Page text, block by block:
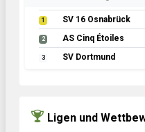
1 SV 16 Osnabrück
2 AS Cinq Étoiles
3 SV Dortmund
Ligen und